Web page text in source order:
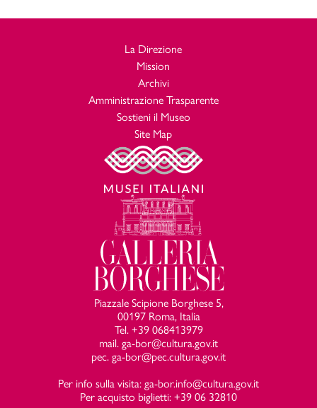
La Direzione
Mission
Archivi
Amministrazione Trasparente
Sostieni il Museo
Site Map
Piazzale Scipione Borghese 5,
00197 Roma, Italia
Tel. +39 068413979
mail. ga-bor@cultura.gov.it
pec. ga-bor@pec.cultura.gov.it
Per info sulla visita: ga-bor.info@cultura.gov.it
Per acquisto biglietti: +39 06 32810